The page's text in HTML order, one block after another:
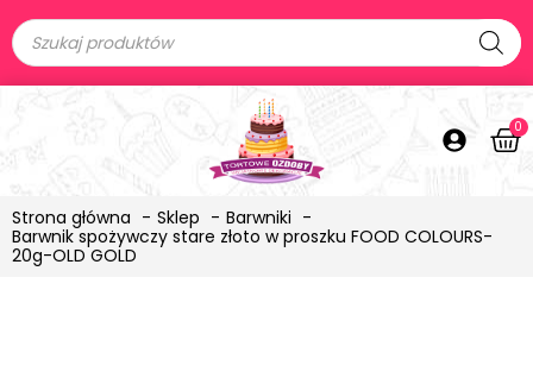
0
Strona główna Sklep
Barwniki
Barwnik spożywczy stare złoto w proszku FOOD COLOURS-
20g-OLD GOLD